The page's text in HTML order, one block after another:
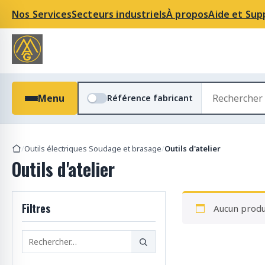
Nos ServicesSecteurs industrielsÀ proposAide et
Menu Référence fabricant
c
c
d
s
/Outils électriques Soudage et brasage/Outils d'atelier
Outils d'atelier
Filtres Aucun